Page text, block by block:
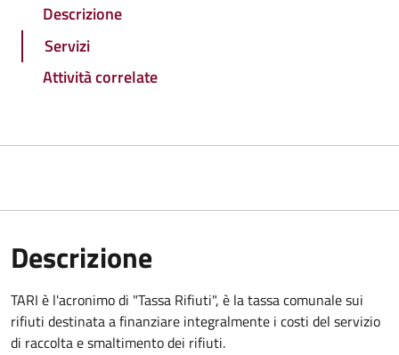
Descrizione
Servizi
Attività correlate
Descrizione
TARI è l'acronimo di "Tassa Rifiuti", è la tassa comunale sui
rifiuti destinata a finanziare integralmente i costi del servizio
di raccolta e smaltimento dei rifiuti.